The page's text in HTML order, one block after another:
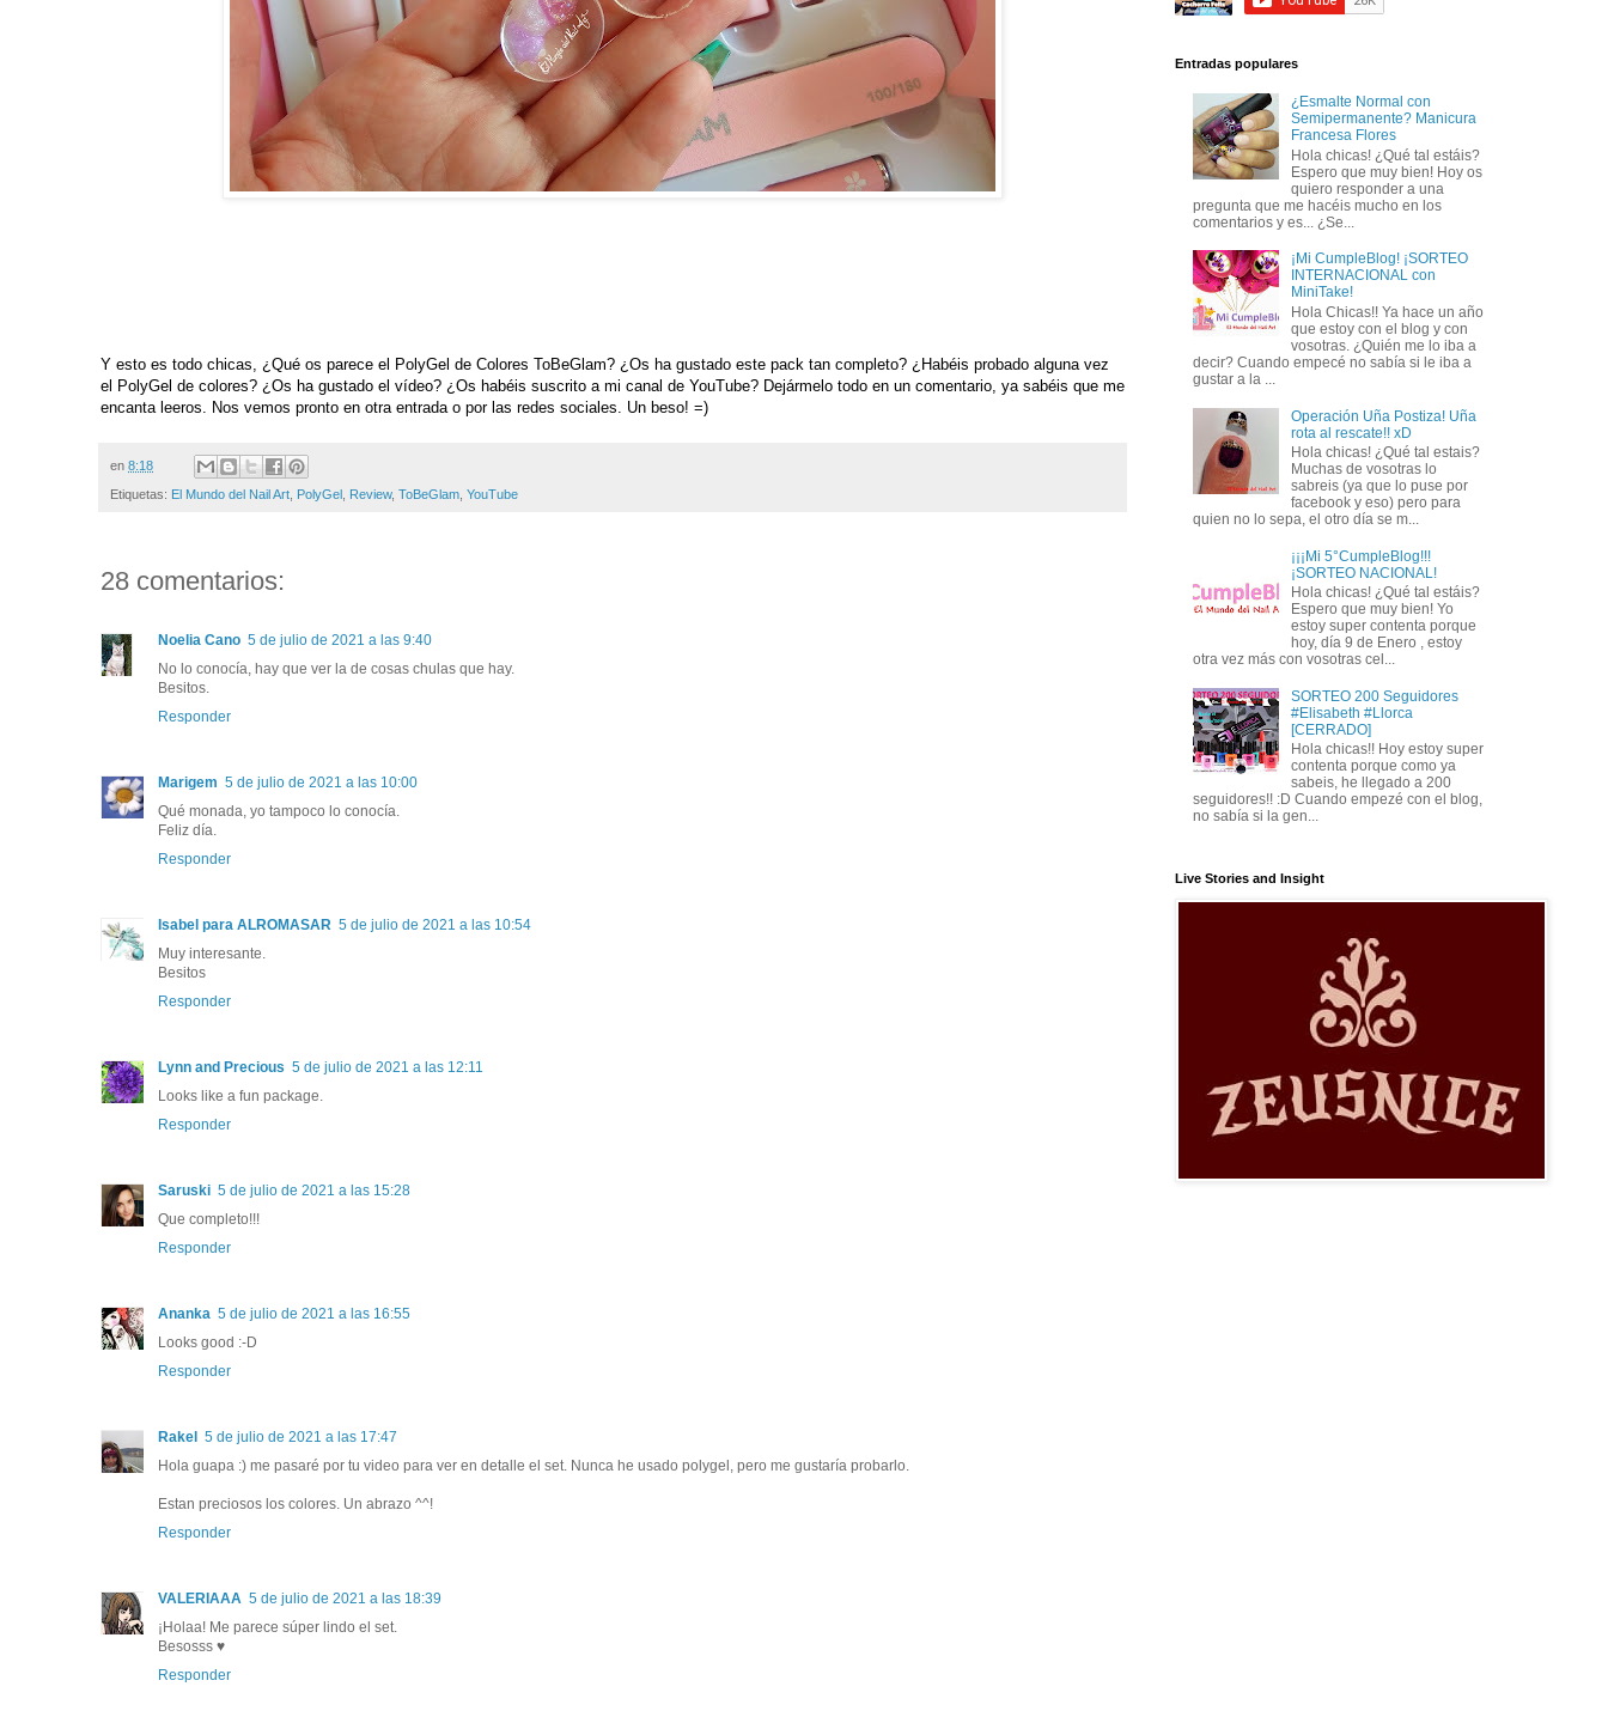
Y esto es todo chicas, ¿Qué os parece el PolyGel de Colores ToBeGlam? ¿Os ha gustado este pack tan completo? ¿Habéis probado alguna vez
el PolyGel de colores? ¿Os ha gustado el vídeo? ¿Os habéis suscrito a mi canal de YouTube? Dejármelo todo en un comentario, ya sabéis que me
encanta leeros. Nos vemos pronto en otra entrada o por las redes sociales. Un beso! =)
en 8:18
Etiquetas: El Mundo del Nail Art PolyGel Review, ToBeGlam YouTube
28 comentarios:
Noelia Cano 5 de julio de 2021 a las 9:40
No lo conocía, hay que ver la de cosas chulas que hay.
Besitos.
Responder
Marigem 5 de julio de 2021 a las 10:00
Qué monada, yo tampoco lo conocía.
Feliz día.
Responder
Isabel para ALROMASAR 5 de julio de 2021 a las 10:54
Muy interesante.
Besitos
Responder
Lynn and Precious 5 de julio de 2021 a las 12:11
Looks like a fun package.
Responder
Saruski 5 de julio de 2021 a las 15:28
Que completo!!!
Responder
Ananka 5 de julio de 2021 a las 16:55
Looks good :-D
Responder
Rakel
5 de julio de 2021 a las 17:47
Hola guapa :) me pasaré por tu video para ver en detalle el set. Nunca he usado polygel, pero me gustaría probarlo.
Estan preciosos los colores. Un abrazo ^^!
Responder
VALERIAAA 5 de julio de 2021 a las 18:39
¡Holaa! Me parece súper lindo el set.
Besosss ♥
Responder
Entradas populares
¿Esmalte Normal con
Semipermanente? Manicura
Francesa Flores
Hola chicas! ¿Qué tal estáis?
Espero que muy bien! Hoy os
quiero responder a una
pregunta que me hacéis mucho en los
comentarios y es... ¿Se...
¡Mi CumpleBlog! ¡SORTEO
INTERNACIONAL con
MiniTake!
Hola Chicas!! Ya hace un año
que estoy con el blog y con
vosotras. ¿Quién me lo iba a
decir? Cuando empecé no sabía si le iba a
gustar a la ...
Operación Uña Postiza! Uña
rota al rescate!! xD
Hola chicas! ¿Qué tal estais?
Muchas de vosotras lo
sabreis (ya que lo puse por
facebook y eso) pero para
quien no lo sepa, el otro día se m...
¡¡¡Mi 5°CumpleBlog!!!
¡SORTEO NACIONAL!
Hola chicas! ¿Qué tal estáis?
Espero que muy bien! Yo
estoy super contenta porque
hoy, día 9 de Enero , estoy
otra vez más con vosotras cel...
SORTEO 200 Seguidores
#Elisabeth #Llorca
[CERRADO]
Hola chicas!! Hoy estoy super
contenta porque como ya
sabeis, he llegado a 200
seguidores!! :D Cuando empezé con el blog,
no sabía si la gen...
Live Stories and Insight